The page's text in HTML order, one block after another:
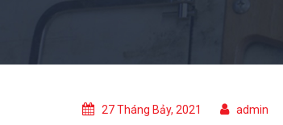
27 Tháng Bảy, 2021 admin